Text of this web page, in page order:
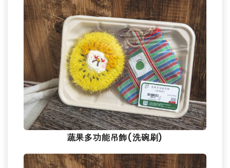
蔬果多功能吊飾(洗碗刷)